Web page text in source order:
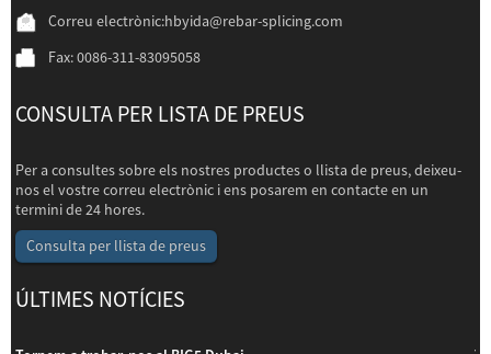
Correu electrònic:hbyida@rebar-splicing.com
Fax: 0086-311-83095058
CONSULTA PER LISTA DE PREUS
Per a consultes sobre els nostres productes o llista de preus, deixeu-
nos el vostre correu electrònic i ens posarem en contacte en un
termini de 24 hores.
Consulta per llista de preus
ÚLTIMES NOTÍCIES